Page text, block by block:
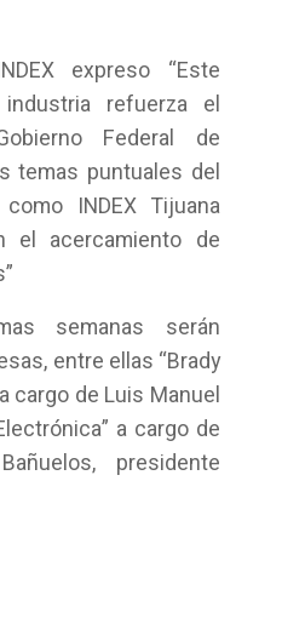
expreso “Este
refuerza el
Federal de
temas puntuales del
INDEX Tijuana
el acercamiento de
semanas serán
entre ellas “Brady
cargo de Luis Manuel
a cargo de
presidente